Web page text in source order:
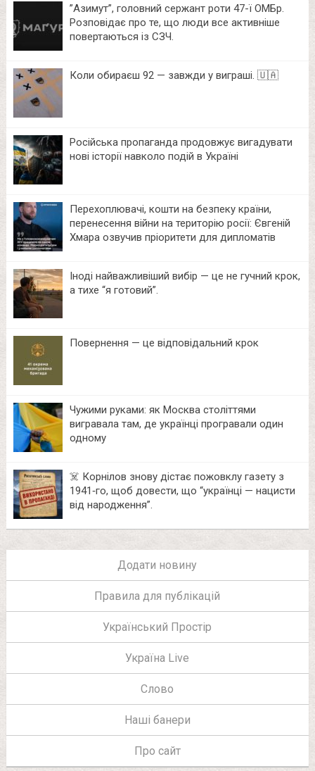
⁨”Азимут”, головний сержант роти 47-ї ОМБр.
Розповідає про те, що люди все активніше
повертаються із СЗЧ.
Коли обираєш 92 — завжди у виграші. 🇺🇦
Російська пропаганда продовжує вигадувати
нові історії навколо подій в Україні
Перехоплювачі, кошти на безпеку країни,
перенесення війни на територію росії: Євгеній
Хмара озвучив пріоритети для дипломатів
Іноді найважливіший вибір — це не гучний крок,
а тихе “я готовий”.
Повернення — це відповідальний крок
Чужими руками: як Москва століттями
вигравала там, де українці програвали один
одному
☠️ Корнілов знову дістає пожовклу газету з
1941‑го, щоб довести, що “українці — нацисти
від народження”.
Додати новину
Правила для публікацій
Український Простір
Україна Live
Слово
Наші банери
Про сайт